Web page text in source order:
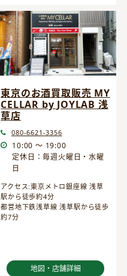
東京のお酒買取販売 MY
CELLAR by JOYLAB 浅
草店
080-6621-3356
10:00 ～ 19:00
定休日：毎週火曜日・水曜
日
アクセス:東京メトロ銀座線 浅草
駅から徒歩約4分
都営地下鉄浅草線 浅草駅から徒歩
約7分
地図・店舗詳細